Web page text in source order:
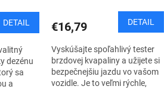
DETAIL
dezénu
sa
a
€16,79 DETAIL
Vyskúšajte spoľahlivý tester
brzdovej kvapaliny a užijete si
bezpečnejšiu jazdu vo vašom
vozidle. Je to veľmi rýchle,